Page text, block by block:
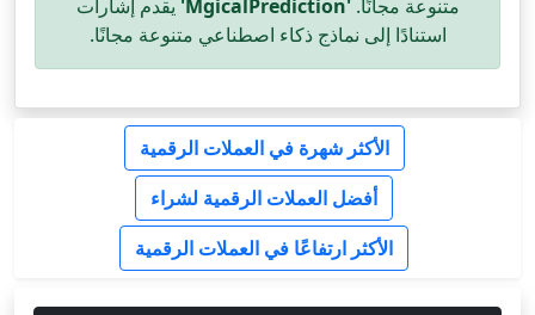
متنوعة مجانًا.'MgicalPrediction'
يقدم إشارات
استنادًا إلى نماذج ذكاء اصطناعي متنوعة مجانًا.
الأكثر شهرة في العملات الرقمية
أفضل العملات الرقمية لشراء
الأكثر ارتفاعًا في العملات الرقمية